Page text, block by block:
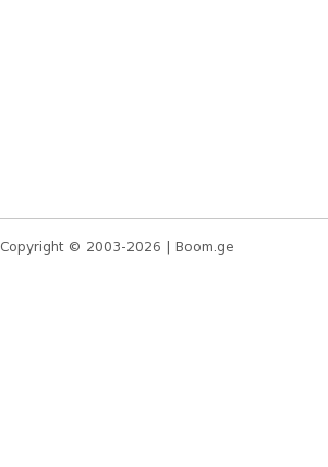
Copyright © 2003-2026 | Boom.ge